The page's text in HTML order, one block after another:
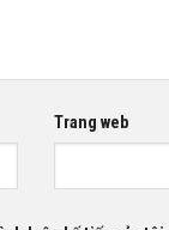
Trang web